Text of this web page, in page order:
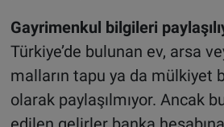
Gayrimenkul bilgileri
Türkiye’de bulunan ev, arsa
malların tapu ya da mülkiyet
olarak paylaşılmıyor. Ancak